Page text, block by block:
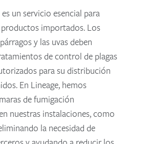
un servicio esencial para
importados. Los
y las uvas deben
de control de plagas
para su distribución
En Lineage, hemos
de fumigación
nuestras instalaciones, como
la necesidad de